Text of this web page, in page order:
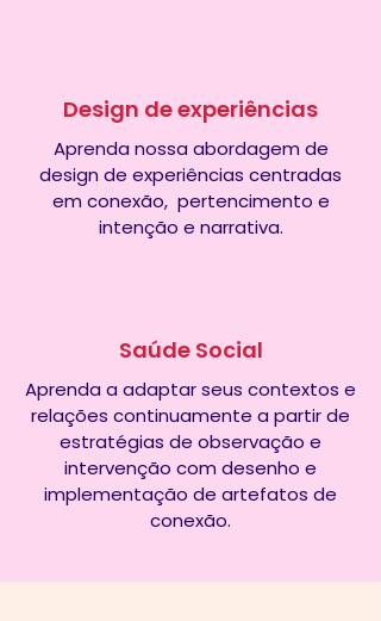
Design de experiências
Aprenda nossa abordagem de
design de experiências centradas
em conexão, pertencimento e
intenção e narrativa.
Saúde Social
Aprenda a adaptar seus contextos e
relações continuamente a partir de
estratégias de observação e
intervenção com desenho e
implementação de artefatos de
conexão.